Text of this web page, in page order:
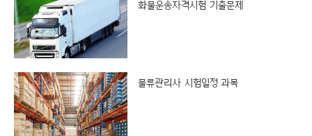
화물운송자격시험 기출문제
물류관리사 시험일정 과목